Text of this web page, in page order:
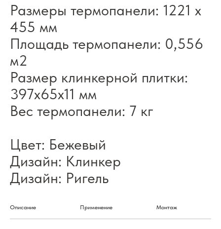
Размеры термопанели: 1221 х
455 мм
Площадь термопанели: 0,556
м2
Размер клинкерной плитки:
397х65х11 мм
Вес термопанели: 7 кг
Цвет: Бежевый
Дизайн: Клинкер
Дизайн: Ригель
Описание Применение Монтаж